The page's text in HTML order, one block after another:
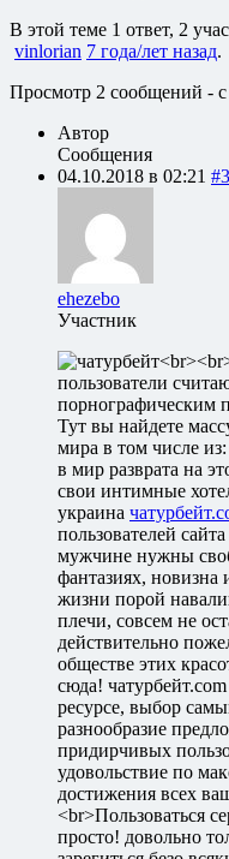
В этой теме 1 ответ, 2
vinlorian 7 года/лет назад.
Просмотр 2 сообщений - с
Автор
Сообщения
04.10.2018 в 02:21
ehezebo
Участник
пользователи
порнографическим
Тут вы найдете
мира в том числе
в мир разврата на
свои интимные
украина
пользователей
мужчине нужны
фантазиях,
жизни порой
плечи, совсем не
действительно
обществе этих
сюда!
ресурсе, выбор
разнообразие
придирчивых
удовольствие по
достижения всех
<br>Пользоваться
просто! довольно